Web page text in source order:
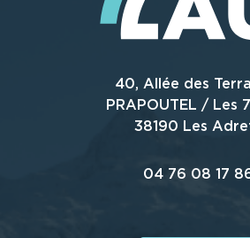
40, Allée des
PRAPOUTEL / Les
38190 Les
04 76 08 17